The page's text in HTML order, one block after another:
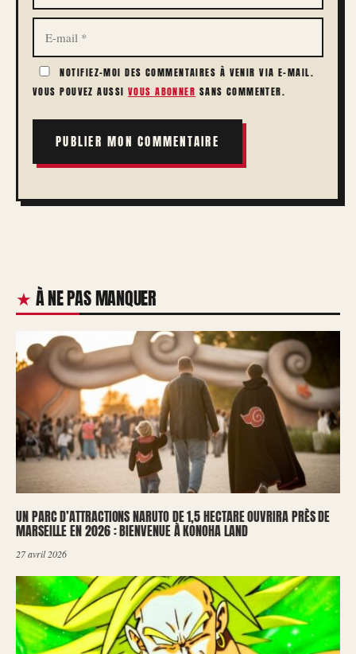
E-
MAIL
NOTIFIEZ-MOI DES COMMENTAIRES À VENIR VIA E-MAIL.
VOUS POUVEZ AUSSI VOUS ABONNER SANS COMMENTER.
À NE PAS MANQUER
UN PARC D’ATTRACTIONS NARUTO DE 1,5 HECTARE OUVRIRA PRÈS DE
MARSEILLE EN 2026 : BIENVENUE À KONOHA LAND
27 avril 2026